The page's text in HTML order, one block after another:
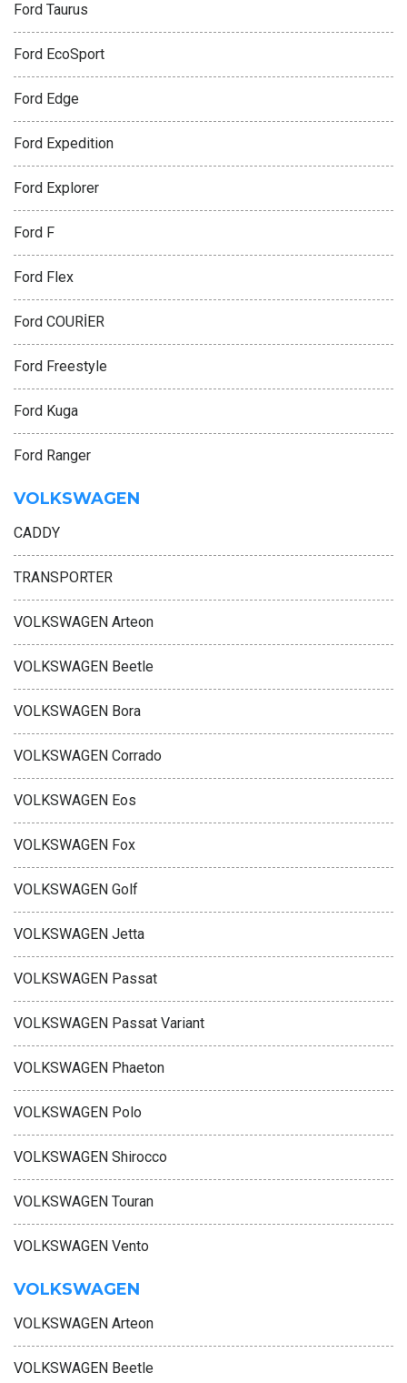
Ford Taurus
Ford EcoSport
Ford Edge
Ford Expedition
Ford Explorer
Ford F
Ford Flex
Ford COURİER
Ford Freestyle
Ford Kuga
Ford Ranger
VOLKSWAGEN
CADDY
TRANSPORTER
VOLKSWAGEN Arteon
VOLKSWAGEN Beetle
VOLKSWAGEN Bora
VOLKSWAGEN Corrado
VOLKSWAGEN Eos
VOLKSWAGEN Fox
VOLKSWAGEN Golf
VOLKSWAGEN Jetta
VOLKSWAGEN Passat
VOLKSWAGEN Passat Variant
VOLKSWAGEN Phaeton
VOLKSWAGEN Polo
VOLKSWAGEN Shirocco
VOLKSWAGEN Touran
VOLKSWAGEN Vento
VOLKSWAGEN
VOLKSWAGEN Arteon
VOLKSWAGEN Beetle